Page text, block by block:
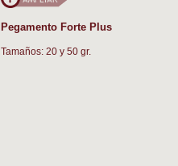
Pegamento Forte Plus
Tamaños: 20 y 50 gr.